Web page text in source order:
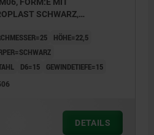
FORM:E MIT
SCHWARZ,
HÖHE=22,5
D6=15 GEWINDETIEFE=15
DETAILS